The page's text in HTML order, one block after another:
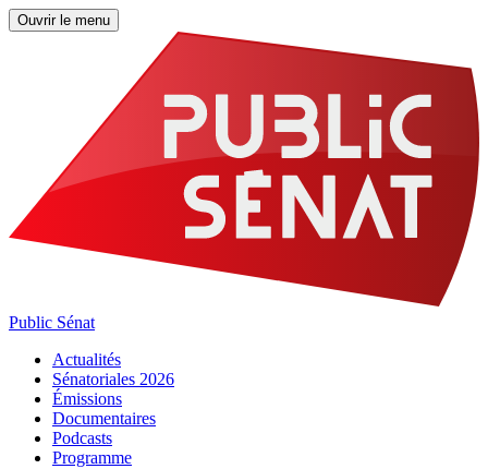
Ouvrir le menu
Public Sénat
Actualités
Sénatoriales 2026
Émissions
Documentaires
Podcasts
Programme